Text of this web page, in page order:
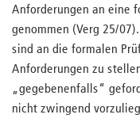
Anforderungen an eine
genommen (Verg 25/
sind an die formalen
Anforderungen zu
„gegebenenfalls“
nicht zwingend